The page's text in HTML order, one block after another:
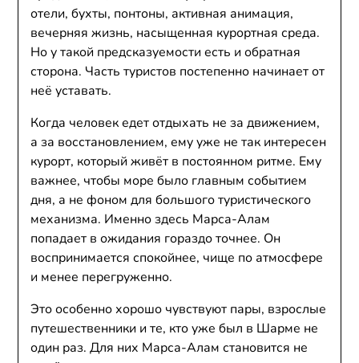
отели, бухты, понтоны, активная анимация,
вечерняя жизнь, насыщенная курортная среда.
Но у такой предсказуемости есть и обратная
сторона. Часть туристов постепенно начинает от
неё уставать.
Когда человек едет отдыхать не за движением,
а за восстановлением, ему уже не так интересен
курорт, который живёт в постоянном ритме. Ему
важнее, чтобы море было главным событием
дня, а не фоном для большого туристического
механизма. Именно здесь Марса-Алам
попадает в ожидания гораздо точнее. Он
воспринимается спокойнее, чище по атмосфере
и менее перегруженно.
Это особенно хорошо чувствуют пары, взрослые
путешественники и те, кто уже был в Шарме не
один раз. Для них Марса-Алам становится не